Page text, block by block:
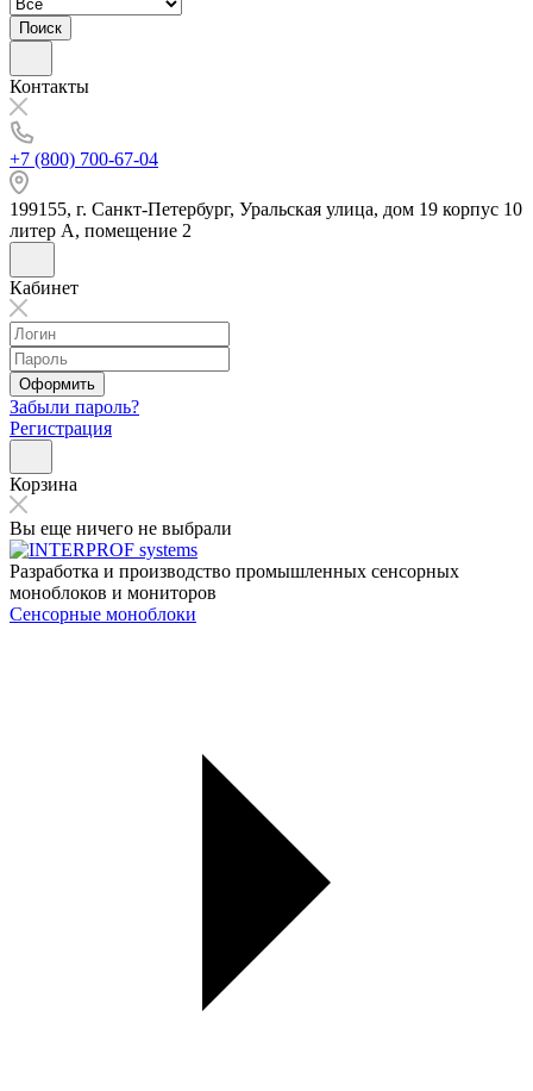
Поиск
Контакты
+7 (800) 700-67-04
199155, г. Санкт-Петербург, Уральская улица, дом 19 корпус 10
литер А, помещение 2
Кабинет
Оформить
Забыли пароль?
Регистрация
Корзина
Вы еще ничего не выбрали
Разработка и производство промышленных сенсорных
моноблоков и мониторов
Сенсорные моноблоки